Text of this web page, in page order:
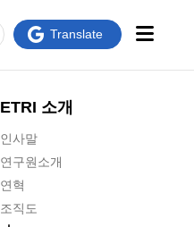
ETRI 소개
인사말
연구원소개
연혁
조직도
Translate